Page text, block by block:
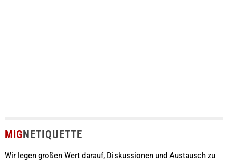
MiGNETIQUETTE
Wir legen großen Wert darauf, Diskussionen und Austausch zu